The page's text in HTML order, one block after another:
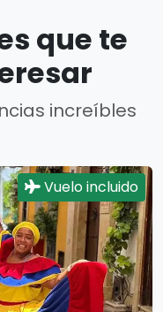
que te
increíbles
Vuelo incluido